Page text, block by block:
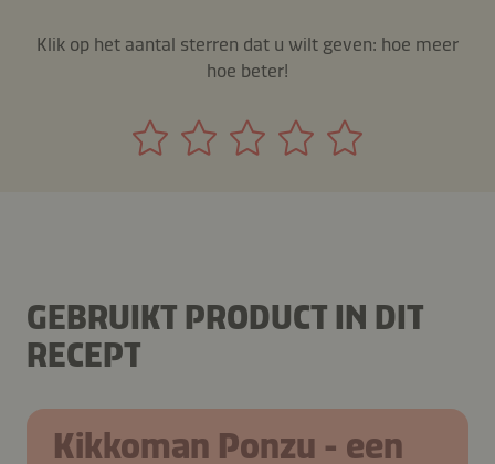
Klik op het aantal sterren dat u wilt geven: hoe meer
hoe beter!
GEBRUIKT PRODUCT IN DIT
RECEPT
Kikkoman Ponzu - een